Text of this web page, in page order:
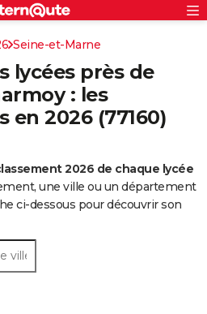
S'inscrire
Seine-et-Marne
lycées près de
: les
en 2026 (77160)
2026 de chaque lycée
une ville ou un département
ci-dessous pour découvrir son